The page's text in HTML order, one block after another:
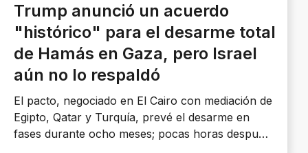
Trump anunció un acuerdo
"histórico" para el desarme total
de Hamás en Gaza, pero Israel
aún no lo respaldó
El pacto, negociado en El Cairo con mediación de
Egipto, Qatar y Turquía, prevé el desarme en
fases durante ocho meses; pocas horas después